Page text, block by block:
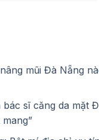
mũi Đà Nẵng
bác sĩ căng da mặt